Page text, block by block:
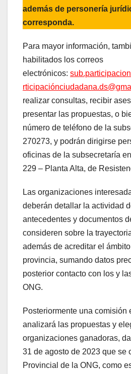
además de personería
corresponda.
Para mayor información,
habilitados los correos
electrónicos:
realizar consultas, recibir
presentar las propuestas, o
número de teléfono de la
270273, y podrán dirigirse
oficinas de la subsecretaría
229 – Planta Alta, de
Las organizaciones
deberán detallar la actividad
antecedentes y documentos
consideren sobre la
además de acreditar el
provincia, sumando datos
posterior contacto con los y
ONG.
Posteriormente una comisión
analizará las propuestas y
organizaciones ganadoras,
31 de agosto de 2023 que se
Provincial de la ONG, como